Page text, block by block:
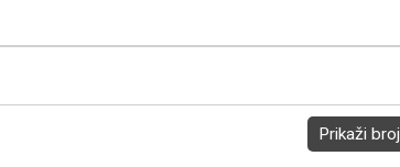
Prikaži broj